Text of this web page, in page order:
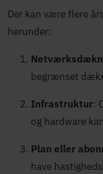
Der kan være flere
herunder:
begrænset
Infrastruktur:
og hardware
Plan eller
have